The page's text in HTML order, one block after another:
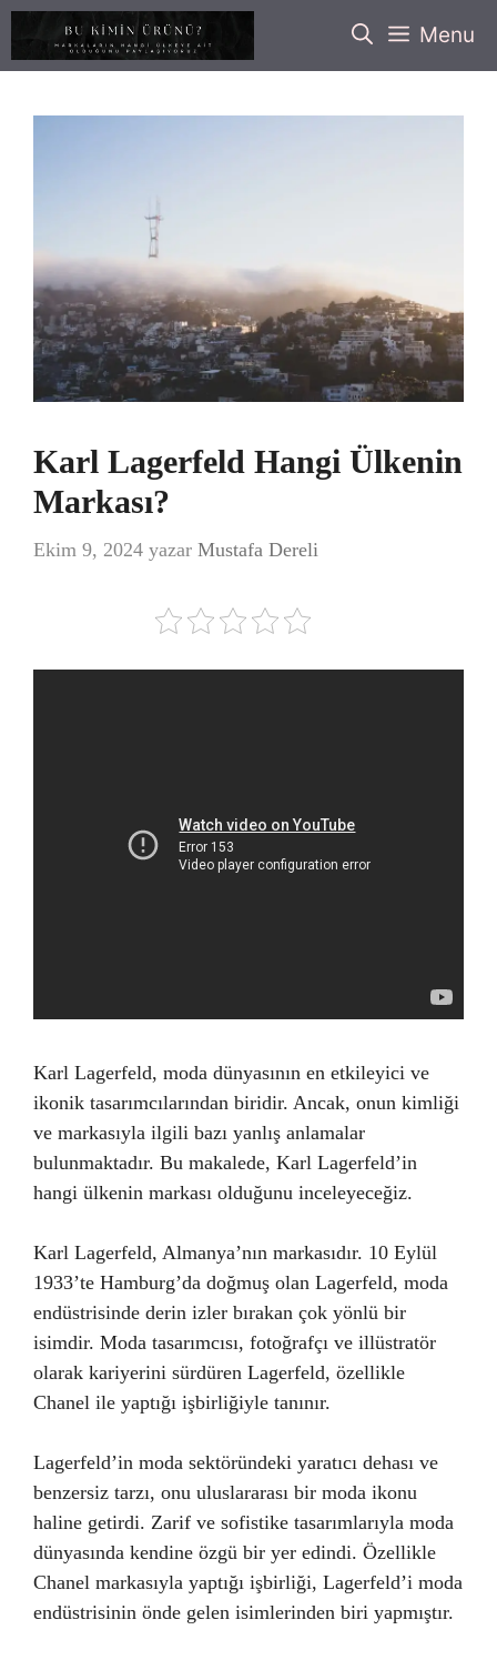
İçeriğe
Menu
Karl Lagerfeld Hangi Ülkenin
Markası?
Ekim 9, 2024 yazar Mustafa Dereli
Karl Lagerfeld, moda dünyasının en etkileyici ve
ikonik tasarımcılarından biridir. Ancak, onun kimliği
ve markasıyla ilgili bazı yanlış anlamalar
bulunmaktadır. Bu makalede, Karl Lagerfeld’in
hangi ülkenin markası olduğunu inceleyeceğiz.
Karl Lagerfeld, Almanya’nın markasıdır. 10 Eylül
1933’te Hamburg’da doğmuş olan Lagerfeld, moda
endüstrisinde derin izler bırakan çok yönlü bir
isimdir. Moda tasarımcısı, fotoğrafçı ve illüstratör
olarak kariyerini sürdüren Lagerfeld, özellikle
Chanel ile yaptığı işbirliğiyle tanınır.
Lagerfeld’in moda sektöründeki yaratıcı dehası ve
benzersiz tarzı, onu uluslararası bir moda ikonu
haline getirdi. Zarif ve sofistike tasarımlarıyla moda
dünyasında kendine özgü bir yer edindi. Özellikle
Chanel markasıyla yaptığı işbirliği, Lagerfeld’i moda
endüstrisinin önde gelen isimlerinden biri yapmıştır.